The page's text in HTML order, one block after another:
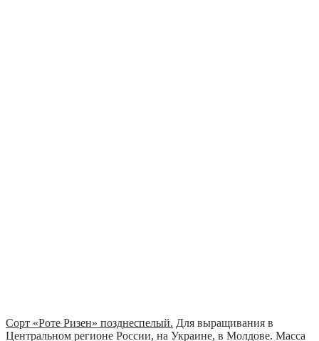
Сорт «Роте Ризен» позднеспелый. Для выращивания в
Центральном регионе России, на Украине, в Молдове. Масса